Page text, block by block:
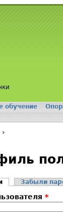
›
(активная
Забыли
*
обучение